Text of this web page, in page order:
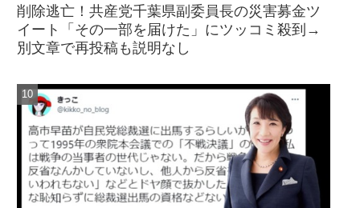
削除逃亡！共産党千葉県副委員長の災害募金ツ
イート「その一部を届けた」にツッコミ殺到→
別文章で再投稿も説明なし